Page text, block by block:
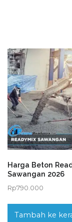
Harga Beton
Sawangan 2026
Rp790.000
Tambah ke